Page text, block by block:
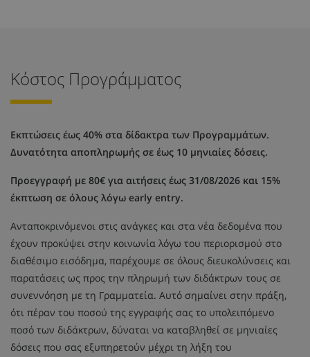
Κόστος Προγράμματος
Εκπτώσεις έως 40% στα δίδακτρα των Προγραμμάτων.
Δυνατότητα αποπληρωμής σε έως 10 μηνιαίες δόσεις.
Προεγγραφή με 80€ για αιτήσεις έως 31/08/2026 και 15%
έκπτωση σε όλους λόγω early entry.
Ανταποκρινόμενοι στις ανάγκες και στα νέα δεδομένα που
έχουν προκύψει στην κοινωνία λόγω του περιορισμού στο
διαθέσιμο εισόδημα, παρέχουμε σε όλους διευκολύνσεις και
παρατάσεις ως προς την πληρωμή των διδάκτρων τους σε
συνεννόηση με τη Γραμματεία. Αυτό σημαίνει στην πράξη,
ότι πέραν του ποσού της εγγραφής σας το υπολειπόμενο
ποσό των διδάκτρων, δύναται να καταβληθεί σε μηνιαίες
δόσεις που σας εξυπηρετούν μέχρι τη λήξη του